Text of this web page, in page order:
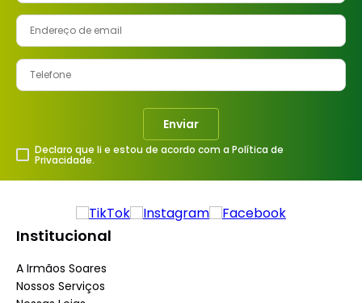
Enviar
Declaro que li e estou de acordo com a Política de
Privacidade.
Institucional
A Irmãos Soares
Nossos Serviços